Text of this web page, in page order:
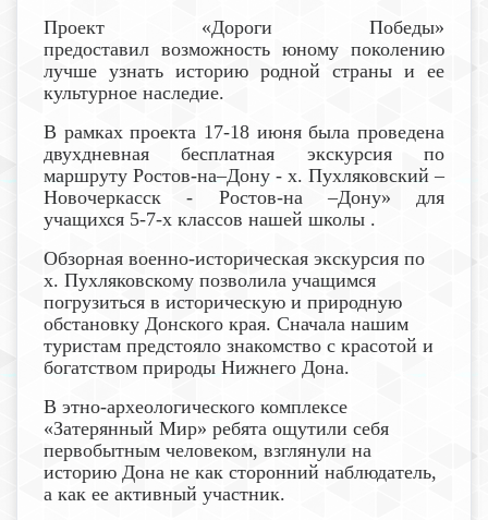
Проект «Дороги Победы»
предоставил возможность юному поколению
лучше узнать историю родной страны и ее
культурное наследие.
В рамках проекта 17-18 июня была проведена
двухдневная бесплатная экскурсия по
маршруту Ростов-на–Дону - х. Пухляковский –
Новочеркасск - Ростов-на –Дону» для
учащихся 5-7-х классов нашей школы .
Обзорная военно-историческая экскурсия по
х. Пухляковскому позволила учащимся
погрузиться в историческую и природную
обстановку Донского края. Сначала нашим
туристам предстояло знакомство с красотой и
богатством природы Нижнего Дона.
В этно-археологического комплексе
«Затерянный Мир» ребята ощутили себя
первобытным человеком, взглянули на
историю Дона не как сторонний наблюдатель,
а как ее активный участник.